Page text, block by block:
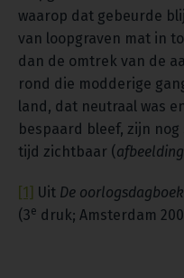
waarop dat gebeurde
van loopgraven mat in
dan de omtrek van de
rond die modderige
land, dat neutraal was
bespaard bleef, zijn
tijd zichtbaar (
[1] Uit De
(3e druk; Amsterdam